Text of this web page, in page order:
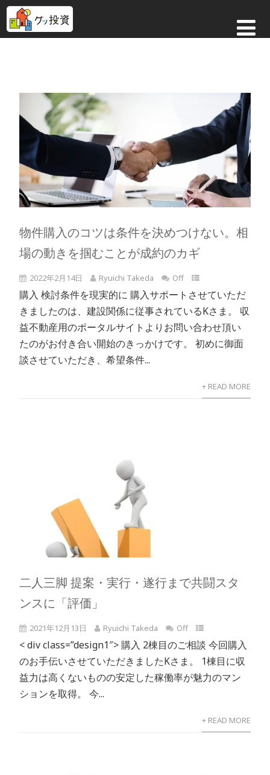
物件購入のコツは条件を決めつけない。相
場の動きを掴むことが成約のカギ
2022年2月14日 Ryuichi Takeda Off
購入 検討条件を現実的に 購入サポートさせていただ
きましたのは、建設関係に従事されているKさま。 収
益不動産用のポータルサイトよりお問い合わせ頂い
たのがお付き合い開始のきっかけです。 初めに御面
談させていただき、希望条件...
+ READ MORE
二人三脚 提案・実行・遂行まで共闘スタ
ンスに「評価」
2021年12月13日 Ryuichi Takeda Off
< div class=”design1″> 購入 2棟目のご相談 今回購入
のお手伝いさせていただきましたKさま。 1棟目に収
益力は高くないものの安定した稼働率が魅力のマン
ションを取得。 今...
+ READ MORE